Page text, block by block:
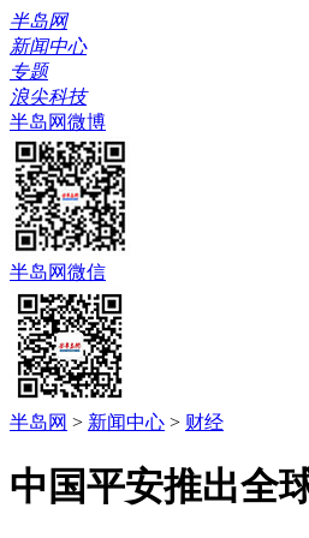
半岛网
新闻中心
专题
浪尖科技
半岛网微博
半岛网微信
半岛网 > 新闻中心 > 财经
中国平安推出全